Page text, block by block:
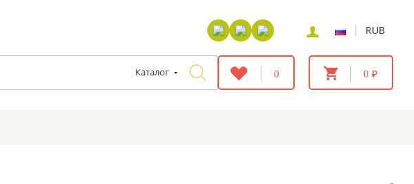
| RUB
Каталог 0 0 ₽